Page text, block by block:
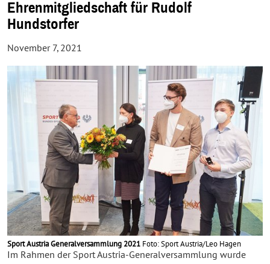
Ehrenmitgliedschaft für Rudolf
Hundstorfer
November 7, 2021
Sport Austria Generalversammlung 2021 Foto: Sport Austria/Leo Hagen
Im Rahmen der Sport Austria-Generalversammlung wurde